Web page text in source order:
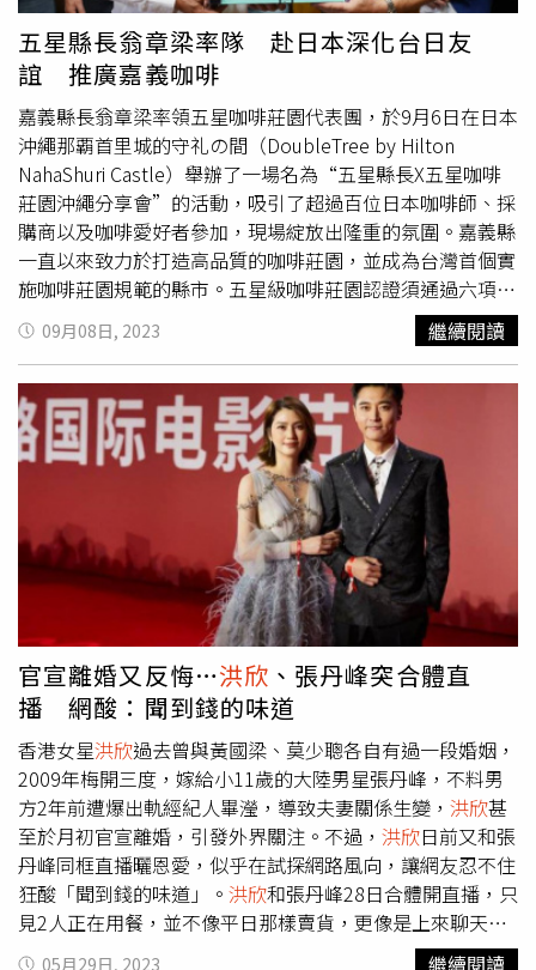
泥，未依規定再利用，即屬廢棄物，未經許可即任意回填、
堆置廢棄物者，不但造成環境污染，破壞環境品質，造成民
怨，更可能觸犯廢棄物清理法等刑責；為維護國土永續發
展。南檢將持續追查環保犯罪，守護民眾權益與健康，並在
此呼籲相關業者應恪遵環保法規，勿心存僥倖而觸犯法網。
養豬場回填掩埋之營建廢棄物。（圖／台南地檢署提供）
五星縣長翁章梁率隊 赴日本深化台日友
誼 推廣嘉義咖啡
嘉義縣長翁章梁率領五星咖啡莊園代表團，於9月6日在日本
沖繩那覇首里城的守礼の間（DoubleTree by Hilton
NahaShuri Castle）舉辦了一場名為“五星縣長X五星咖啡
莊園沖繩分享會”的活動，吸引了超過百位日本咖啡師、採
購商以及咖啡愛好者參加，現場綻放出隆重的氛圍。嘉義縣
一直以來致力於打造高品質的咖啡莊園，並成為台灣首個實
施咖啡莊園規範的縣市。五星級咖啡莊園認證須通過六項審
核標準，包括種源確認（咖啡身分證）、田間管理、國內外
相關認證、咖啡杯測、生產與加工場域外部環境、安全與衛
生管理等。此次前往沖繩的嘉義縣五星級咖啡莊園代表包括
優遊吧斯瑪翡咖啡莊園、琥珀社咖啡莊園、科仔林咖啡莊
園、青葉咖啡莊園、晉揚欣茶畝田咖啡莊園、佳禾咖啡莊
園、璟隆咖啡莊園、部舞咖啡莊園以及福友咖啡莊園，它們
代表了嘉義縣不同海拔和咖啡品種風味的特點莊園業者。在
分享會上，莊園主們分享了他們的故事和經驗，讓沖繩的精
品咖啡師們品味了嘉義縣獨特的精品咖啡，進一步提高了嘉
義縣精品咖啡的國際知名度，創造了更多的行銷機會。五星
莊園沖繩分享會，台咖啡深獲日方肯定。(圖片提供／嘉義
縣政府)嘉義縣有著超過200位咖啡農，通過嘉義縣的咖啡三
部曲計畫，他們不斷深化各個咖啡產區，並獲得資源和支
持。專業課程的提供為嘉義縣的咖啡產業打下了更穩固的基
礎，並推動了咖啡共同品牌和經營。嘉義縣不斷與國內外的
專家建立聯繫，幫助咖啡農開展行銷和銷售通路，致力於實
現咖啡的品牌化、國際化和標準化。此次分享交流活動旨在
激勵咖啡農追求更高品質的咖啡豆，提高嘉義縣咖啡的經濟
價值，增強國際競爭力。縣長翁章梁表示，咖啡的好壞的關
鍵，6成決定在產地、3成烘焙及1成沖泡技巧。嘉義縣位於
北回歸線經過的黃金生產帶上，咖啡種植在阿里山山脈，受
到日夜溫差變化大的自然環境影響，咖啡果實生長速度較緩
慢，讓產出的咖啡果實更加濃郁，捕捉了最美好的風味特
09月08日, 2023 繼續閱讀
官宣離婚又反悔…洪欣 、張丹峰突合體直
播 網酸：聞到錢的味道
香港女星洪欣過去曾與黃國梁、莫少聰各自有過一段婚姻，
2009年梅開三度，嫁給小11歲的大陸男星張丹峰，不料男
方2年前遭爆出軌經紀人畢瀅，導致夫妻關係生變， 洪欣甚
至於月初官宣離婚，引發外界關注。不過， 洪欣日前又和張
丹峰同框直播曬恩愛，似乎在試探網路風向，讓網友忍不住
狂酸「聞到錢的味道」。 洪欣和張丹峰28日合體開直播，只
見2人正在用餐，並不像平日那樣賣貨，更像是上來聊天、
試探網路風向。期間，2人不僅共喝一杯奶茶，
洪欣還甜蜜
05月29日, 2023 繼續閱讀